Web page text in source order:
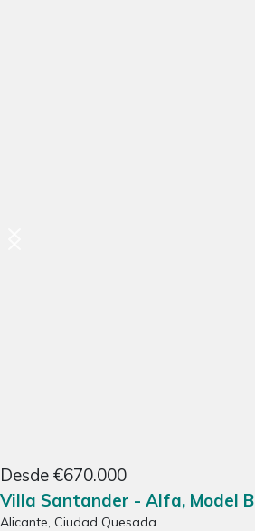
Desde €670.000
Villa Santander - Alfa, Model B
Alicante, Ciudad Quesada